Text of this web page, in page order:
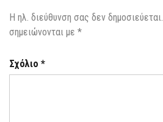
Η ηλ. διεύθυνση σας δεν δημοσιεύεται.
σημειώνονται με *
Σχόλιο *